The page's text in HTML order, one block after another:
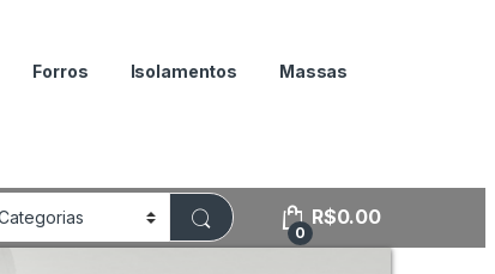
Forros Isolamentos Massas
0
R$0.00